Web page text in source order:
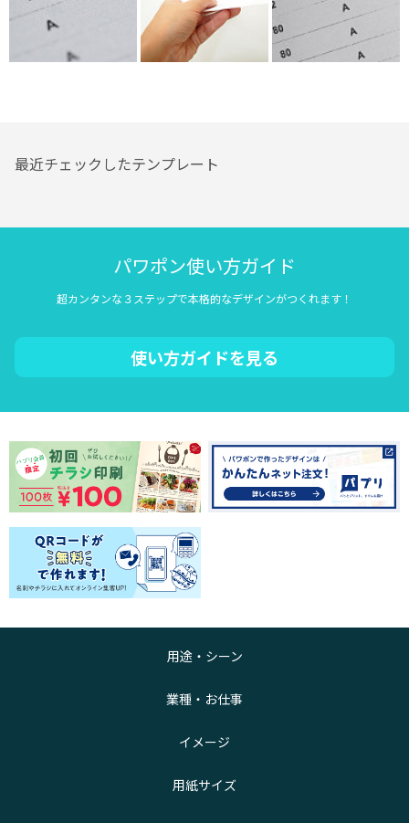
最近チェックしたテンプレート
パワポン使い方ガイド
超カンタンな３ステップで本格的なデザインがつくれます！
使い方ガイドを見る
用途・シーン
業種・お仕事
イメージ
用紙サイズ